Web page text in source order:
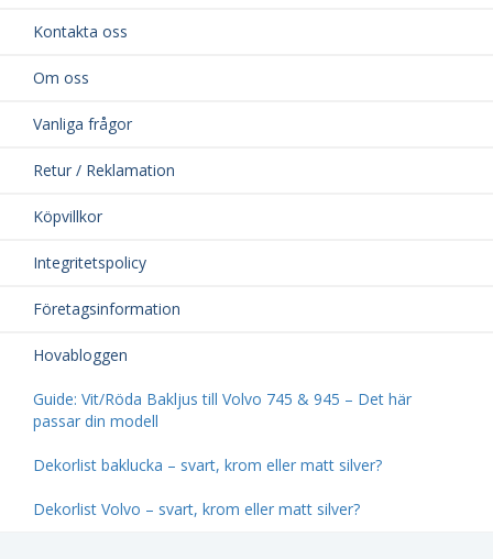
Kontakta oss
Om oss
Vanliga frågor
Retur / Reklamation
Köpvillkor
Integritetspolicy
Företagsinformation
Hovabloggen
Guide: Vit/Röda Bakljus till Volvo 745 & 945 – Det här
passar din modell
Dekorlist baklucka – svart, krom eller matt silver?
Dekorlist Volvo – svart, krom eller matt silver?